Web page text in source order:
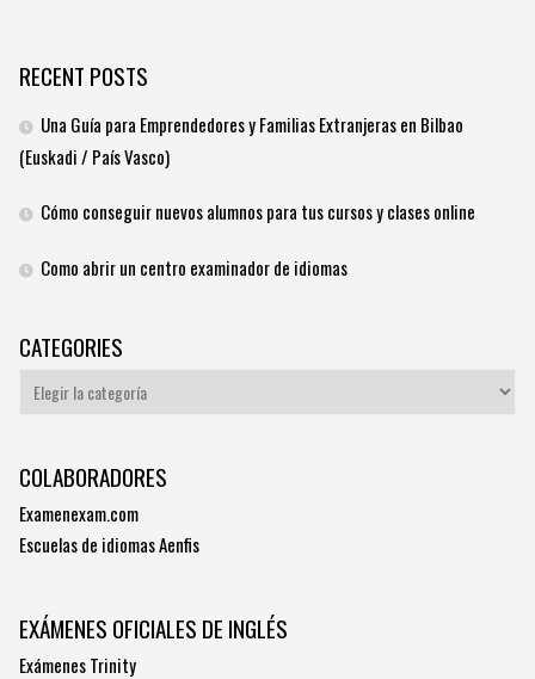
RECENT POSTS
Una Guía para Emprendedores y Familias Extranjeras en Bilbao
(Euskadi / País Vasco)
Cómo conseguir nuevos alumnos para tus cursos y clases online
Como abrir un centro examinador de idiomas
CATEGORIES
Categories
COLABORADORES
Examenexam.com
Escuelas de idiomas Aenfis
EXÁMENES OFICIALES DE INGLÉS
Exámenes Trinity